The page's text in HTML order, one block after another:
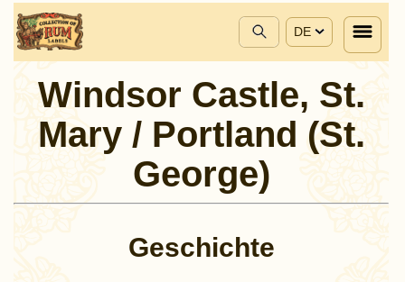
DE
Windsor Castle, St.
Mary / Portland (St.
George)
Geschichte